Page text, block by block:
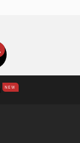
NEW